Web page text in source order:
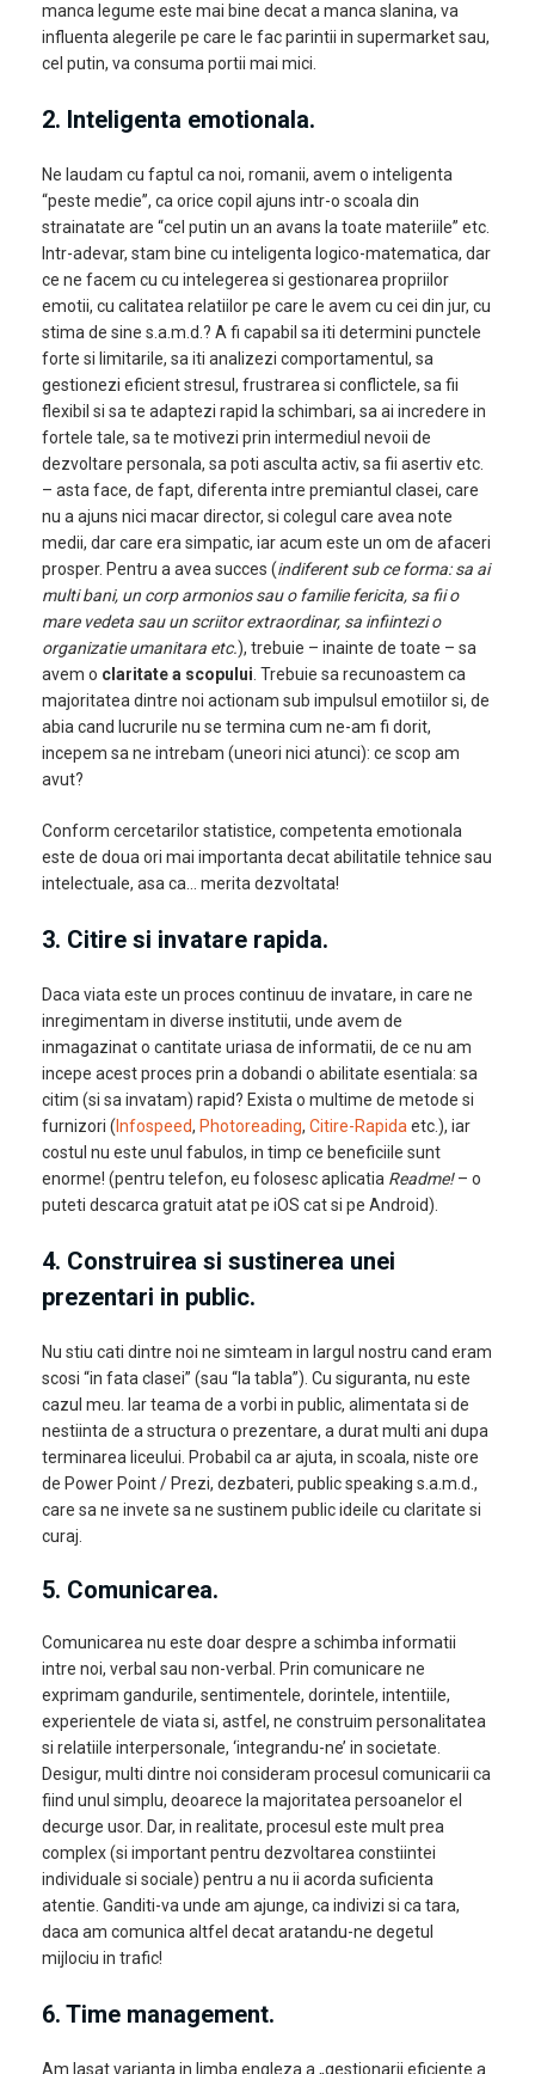
manca legume este mai bine decat a manca slanina, va
influenta alegerile pe care le fac parintii in supermarket sau,
cel putin, va consuma portii mai mici.
2. Inteligenta emotionala.
Ne laudam cu faptul ca noi, romanii, avem o inteligenta
“peste medie”, ca orice copil ajuns intr-o scoala din
strainatate are “cel putin un an avans la toate materiile” etc.
Intr-adevar, stam bine cu inteligenta logico-matematica, dar
ce ne facem cu cu intelegerea si gestionarea propriilor
emotii, cu calitatea relatiilor pe care le avem cu cei din jur, cu
stima de sine s.a.m.d.? A fi capabil sa iti determini punctele
forte si limitarile, sa iti analizezi comportamentul, sa
gestionezi eficient stresul, frustrarea si conflictele, sa fii
flexibil si sa te adaptezi rapid la schimbari, sa ai incredere in
fortele tale, sa te motivezi prin intermediul nevoii de
dezvoltare personala, sa poti asculta activ, sa fii asertiv etc.
– asta face, de fapt, diferenta intre premiantul clasei, care
nu a ajuns nici macar director, si colegul care avea note
medii, dar care era simpatic, iar acum este un om de afaceri
prosper. Pentru a avea succes (indiferent sub ce forma: sa ai
multi bani, un corp armonios sau o familie fericita, sa fii o
mare vedeta sau un scriitor extraordinar, sa infiintezi o
organizatie umanitara etc.), trebuie – inainte de toate – sa
avem o claritate a scopului . Trebuie sa recunoastem ca
majoritatea dintre noi actionam sub impulsul emotiilor si, de
abia cand lucrurile nu se termina cum ne-am fi dorit,
incepem sa ne intrebam (uneori nici atunci): ce scop am
avut?
Conform cercetarilor statistice, competenta emotionala
este de doua ori mai importanta decat abilitatile tehnice sau
intelectuale, asa ca… merita dezvoltata!
3. Citire si invatare rapida.
Daca viata este un proces continuu de invatare, in care ne
inregimentam in diverse institutii, unde avem de
inmagazinat o cantitate uriasa de informatii, de ce nu am
incepe acest proces prin a dobandi o abilitate esentiala: sa
citim (si sa invatam) rapid? Exista o multime de metode si
furnizori ( Infospeed, Photoreading, Citire-Rapida etc.), iar
costul nu este unul fabulos, in timp ce beneficiile sunt
enorme! (pentru telefon, eu folosesc aplicatia Readme!– o
puteti descarca gratuit atat pe iOS cat si pe Android).
4. Construirea si sustinerea unei
prezentari in public.
Nu stiu cati dintre noi ne simteam in largul nostru cand eram
scosi “in fata clasei” (sau “la tabla”). Cu siguranta, nu este
cazul meu. Iar teama de a vorbi in public, alimentata si de
nestiinta de a structura o prezentare, a durat multi ani dupa
terminarea liceului. Probabil ca ar ajuta, in scoala, niste ore
de Power Point / Prezi, dezbateri, public speaking s.a.m.d.,
care sa ne invete sa ne sustinem public ideile cu claritate si
curaj.
5. Comunicarea.
Comunicarea nu este doar despre a schimba informatii
intre noi, verbal sau non-verbal. Prin comunicare ne
exprimam gandurile, sentimentele, dorintele, intentiile,
experientele de viata si, astfel, ne construim personalitatea
si relatiile interpersonale, ‘integrandu-ne’ in societate.
Desigur, multi dintre noi consideram procesul comunicarii ca
fiind unul simplu, deoarece la majoritatea persoanelor el
decurge usor. Dar, in realitate, procesul este mult prea
complex (si important pentru dezvoltarea constiintei
individuale si sociale) pentru a nu ii acorda suficienta
atentie. Ganditi-va unde am ajunge, ca indivizi si ca tara,
daca am comunica altfel decat aratandu-ne degetul
mijlociu in trafic!
6. Time management.
Am lasat varianta in limba engleza a „gestionarii eficiente a